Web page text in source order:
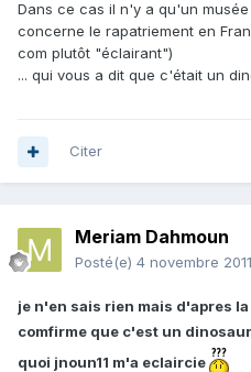
Dans ce cas il n'y a qu'un
concerne le rapatriement en
com plutôt "éclairant")
... qui vous a dit que c'était un
Citer
Meriam Dahmoun
Posté(e) 4 novembre 2011
je n'en sais rien mais d'apres
comfirme que c'est un
quoi jnoun11 m'a eclaircie